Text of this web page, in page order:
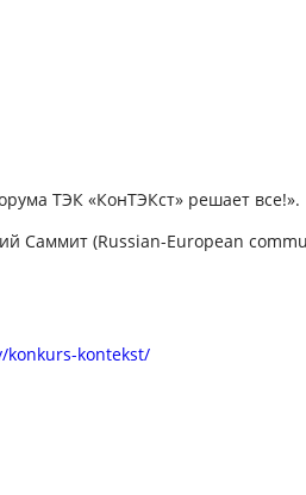
ТЭК «КонТЭКст» решает все!».
Саммит (Russian-European
kontekst/